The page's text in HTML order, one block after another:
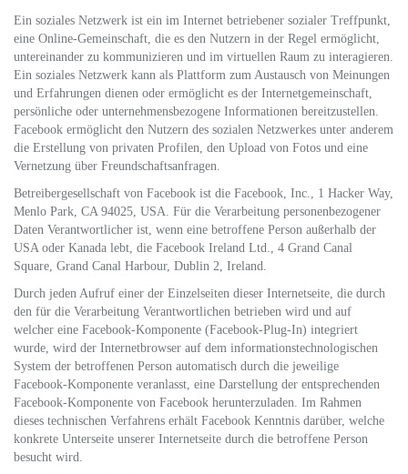
Ein soziales Netzwerk ist ein im Internet betriebener sozialer Treffpunkt,
eine Online-Gemeinschaft, die es den Nutzern in der Regel ermöglicht,
untereinander zu kommunizieren und im virtuellen Raum zu interagieren.
Ein soziales Netzwerk kann als Plattform zum Austausch von Meinungen
und Erfahrungen dienen oder ermöglicht es der Internetgemeinschaft,
persönliche oder unternehmensbezogene Informationen bereitzustellen.
Facebook ermöglicht den Nutzern des sozialen Netzwerkes unter anderem
die Erstellung von privaten Profilen, den Upload von Fotos und eine
Vernetzung über Freundschaftsanfragen.
Betreibergesellschaft von Facebook ist die Facebook, Inc., 1 Hacker Way,
Menlo Park, CA 94025, USA. Für die Verarbeitung personenbezogener
Daten Verantwortlicher ist, wenn eine betroffene Person außerhalb der
USA oder Kanada lebt, die Facebook Ireland Ltd., 4 Grand Canal
Square, Grand Canal Harbour, Dublin 2, Ireland.
Durch jeden Aufruf einer der Einzelseiten dieser Internetseite, die durch
den für die Verarbeitung Verantwortlichen betrieben wird und auf
welcher eine Facebook-Komponente (Facebook-Plug-In) integriert
wurde, wird der Internetbrowser auf dem informationstechnologischen
System der betroffenen Person automatisch durch die jeweilige
Facebook-Komponente veranlasst, eine Darstellung der entsprechenden
Facebook-Komponente von Facebook herunterzuladen. Im Rahmen
dieses technischen Verfahrens erhält Facebook Kenntnis darüber, welche
konkrete Unterseite unserer Internetseite durch die betroffene Person
besucht wird.